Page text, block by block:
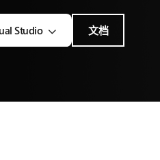
Studio 文档